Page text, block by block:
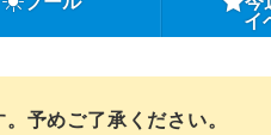
イ
予めご了承ください。